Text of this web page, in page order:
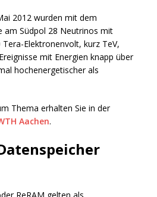
2012 wurden mit dem
am Südpol 28 Neutrinos mit
Elektronenvolt, kurz TeV,
mit Energien knapp über
hochenergetischer als
Thema erhalten Sie in der
Aachen.